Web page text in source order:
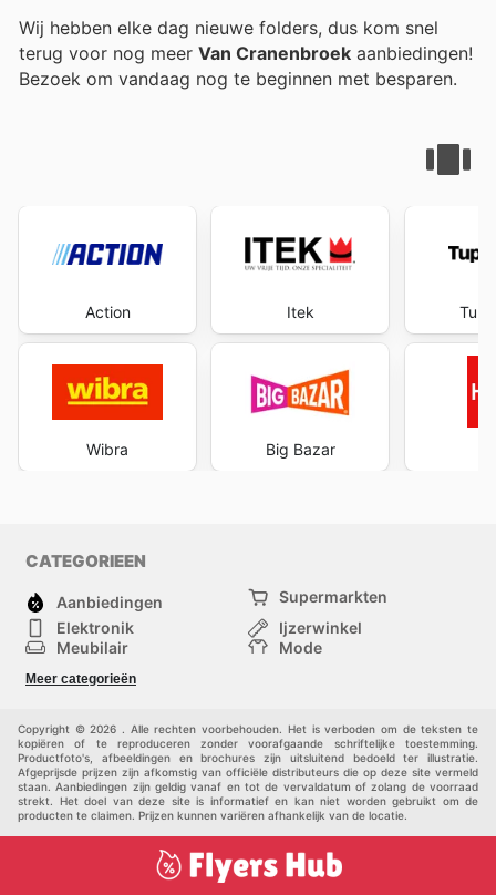
Wij hebben elke dag nieuwe folders, dus kom snel
terug voor nog meer Van Cranenbroek aanbiedingen!
Bezoek om vandaag nog te beginnen met besparen.
Action
Wibra
Itek
Big Bazar
CATEGORIEEN
Aanbiedingen
Supermarkten
Elektronik
Ijzerwinkel
Meubilair
Mode
Schoonheid
Meer categorieën
Copyright © 2026 . Alle rechten voorbehouden. Het is verboden om de teksten te
kopiëren of te reproduceren zonder voorafgaande schriftelijke toestemming.
Productfoto's, afbeeldingen en brochures zijn uitsluitend bedoeld ter illustratie.
Afgeprijsde prijzen zijn afkomstig van officiële distributeurs die op deze site vermeld
staan. Aanbiedingen zijn geldig vanaf en tot de vervaldatum of zolang de voorraad
strekt. Het doel van deze site is informatief en kan niet worden gebruikt om de
producten te claimen. Prijzen kunnen variëren afhankelijk van de locatie.